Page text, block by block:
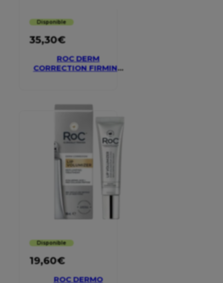
Disponible
35,30€
ROC DERM
CORRECTION FIRMING
Disponible
19,60€
ROC DERMO